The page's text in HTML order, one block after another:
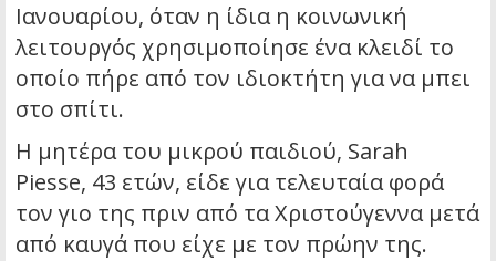
Ιανουαρίου, όταν η ίδια η κοινωνική
λειτουργός χρησιμοποίησε ένα κλειδί το
οποίο πήρε από τον ιδιοκτήτη για να μπει
στο σπίτι.
Η μητέρα του μικρού παιδιού, Sarah
Piesse, 43 ετών, είδε για τελευταία φορά
τον γιο της πριν από τα Χριστούγεννα μετά
από καυγά που είχε με τον πρώην της.